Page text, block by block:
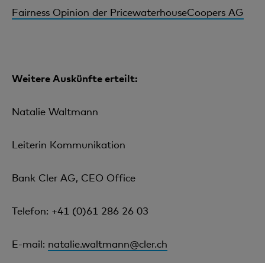
Fairness Opinion der PricewaterhouseCoopers AG
Weitere Auskünfte erteilt:
Natalie Waltmann
Leiterin Kommunikation
Bank Cler AG, CEO Office
Telefon: +41 (0)61 286 26 03
E-mail: natalie.waltmann@cler.ch